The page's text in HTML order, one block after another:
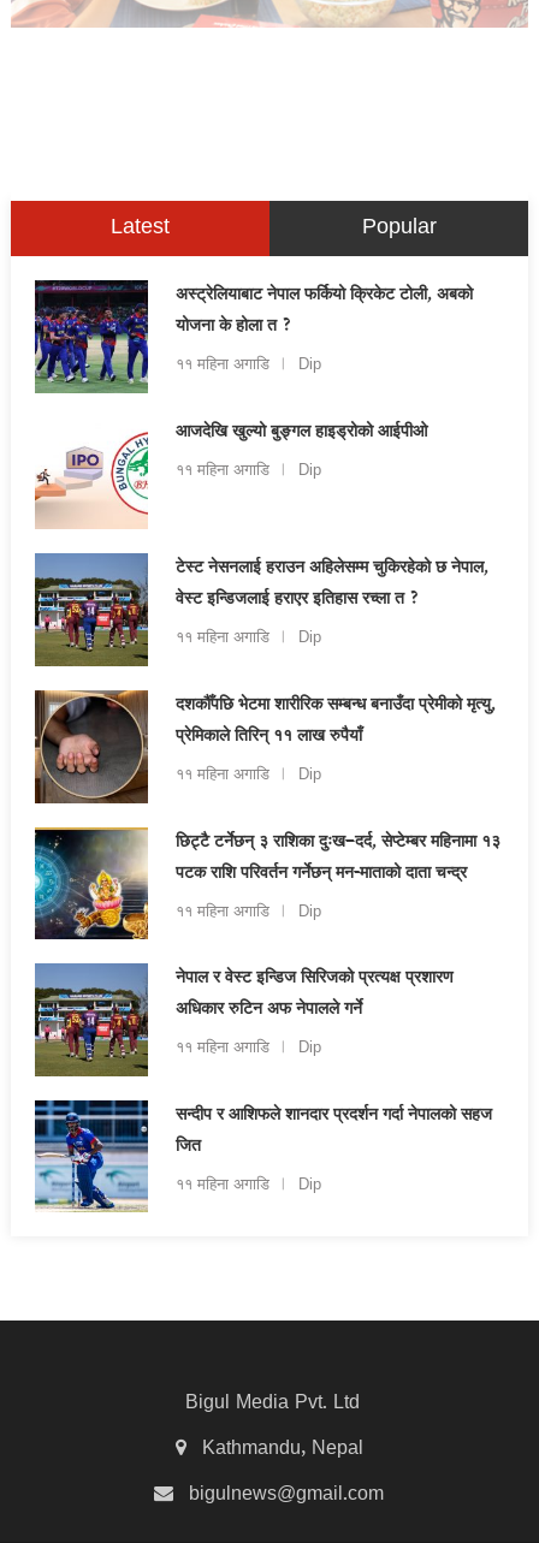
Latest Popular
अस्ट्रेलियाबाट नेपाल फर्कियो क्रिकेट टोली, अबको
योजना के होला त ?
११ महिना अगाडि Dip
आजदेखि खुल्यो बुङ्गल हाइड्रोको आईपीओ
११ महिना अगाडि Dip
टेस्ट नेसनलाई हराउन अहिलेसम्म चुकिरहेको छ नेपाल,
वेस्ट इन्डिजलाई हराएर इतिहास रच्ला त ?
११ महिना अगाडि Dip
दशकौँपछि भेटमा शारीरिक सम्बन्ध बनाउँदा प्रेमीको मृत्यु,
प्रेमिकाले तिरिन् ११ लाख रुपैयाँ
११ महिना अगाडि Dip
छिट्टै टर्नेछन् ३ राशिका दुःख–दर्द, सेप्टेम्बर महिनामा १३
पटक राशि परिवर्तन गर्नेछन् मन-माताको दाता चन्द्र
११ महिना अगाडि Dip
नेपाल र वेस्ट इन्डिज सिरिजको प्रत्यक्ष प्रशारण
अधिकार रुटिन अफ नेपालले गर्ने
११ महिना अगाडि Dip
सन्दीप र आशिफले शानदार प्रदर्शन गर्दा नेपालको सहज
जित
११ महिना अगाडि Dip
Bigul Media Pvt. Ltd
Kathmandu, Nepal
bigulnews@gmail.com